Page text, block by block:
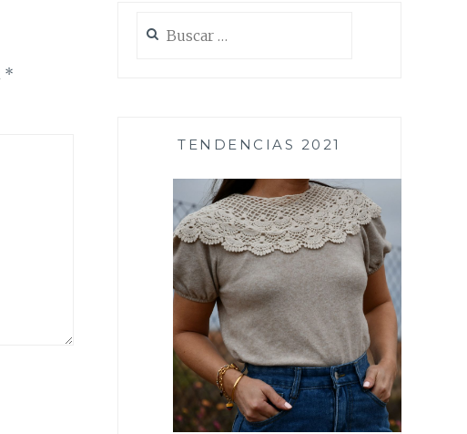
*
TENDENCIAS 2021